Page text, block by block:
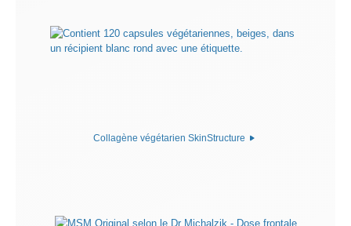
Collagène végétarien SkinStructure